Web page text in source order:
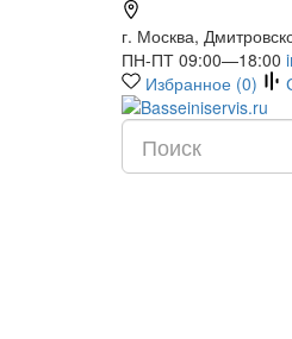
г. Москва,
ПН-ПТ 09:00—18:00
Избранное (0)